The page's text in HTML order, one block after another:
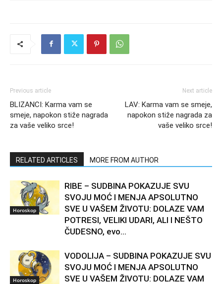
Previous article
BLIZANCI: Karma vam se
smeje, napokon stiže nagrada
za vaše veliko srce!
Next article
LAV: Karma vam se smeje,
napokon stiže nagrada za
vaše veliko srce!
RELATED ARTICLES MORE FROM AUTHOR
Horoskop
RIBE – SUDBINA POKAZUJE SVU
SVOJU MOĆ I MENJA APSOLUTNO
SVE U VAŠEM ŽIVOTU: DOLAZE VAM
POTRESI, VELIKI UDARI, ALI I NEŠTO
ČUDESNO, evo...
Horoskop
VODOLIJA – SUDBINA POKAZUJE SVU
SVOJU MOĆ I MENJA APSOLUTNO
SVE U VAŠEM ŽIVOTU: DOLAZE VAM